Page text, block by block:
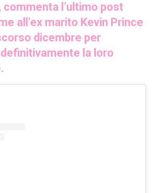
l’ultimo post
all’ex marito Kevin Prince
dicembre per
la loro